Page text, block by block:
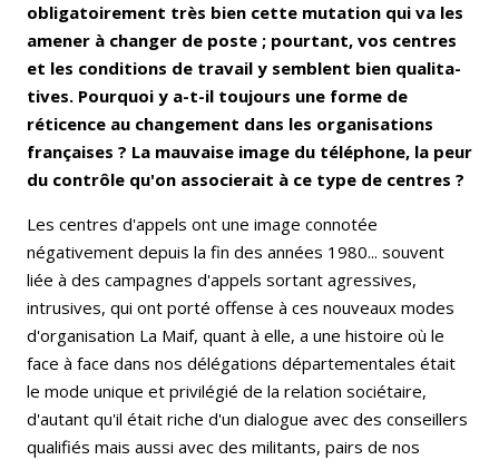
obligatoirement très bien cette mutation qui va les
amener à changer de poste ; pourtant, vos centres
et les condi­tions de travail y semblent bien qualita­
tives. Pourquoi y a-t-il toujours une forme de
réticence au changement dans les orga­nisations
françaises ? La mauvaise image du téléphone, la peur
du contrôle qu'on associerait à ce type de centres ?
Les centres d'appels ont une image conno­tée
négativement depuis la fin des années 1980... souvent
liée à des campagnes d'appels sortant agressives,
intrusives, qui ont porté offense à ces nouveaux modes
d'organisation La Maif, quant à elle, a une histoire où le
face à face dans nos délégations départemen­tales était
le mode unique et privilégié de la relation sociétaire,
d'autant qu'il était riche d'un dialogue avec des conseillers
qualifiés mais aussi avec des militants, pairs de nos